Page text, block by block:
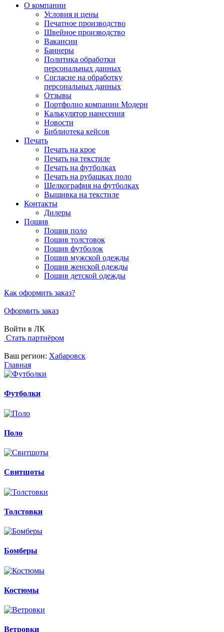
О компании
Условия и цены
Печатное производство
Швейное производство
Вакансии
Баннеры
Политика обработки
персональных данных
Согласие на обработку
персональных данных
Отзывы
Портфолио компании Модерн
Калькулятор нанесения
Новости
Библиотека кейсов
Печать
Печать на крое
Печать на текстиле
Печать на футболках
Печать на рубашках поло
Шелкография на футболках
Вышивка на текстиле
Контакты
Дилеры
Пошив
Пошив поло
Пошив толстовок
Пошив футболок
Пошив мужской одежды
Пошив женской одежды
Пошив детской одежды
Как оформить заказ?
Оформить заказ
Войти в ЛК
Стать партнёром
Ваш регион: Хабаровск
Главная
Футболки
Поло
Свитшоты
Толстовки
Бомберы
Костюмы
Ветровки